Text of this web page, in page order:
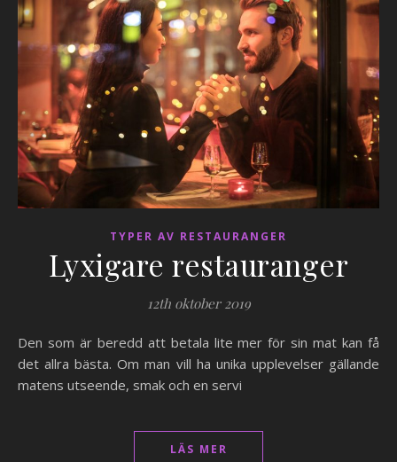
TYPER AV RESTAURANGER
Lyxigare restauranger
12th oktober 2019
Den som är beredd att betala lite mer för sin mat kan få
det allra bästa. Om man vill ha unika upplevelser gällande
matens utseende, smak och en servi